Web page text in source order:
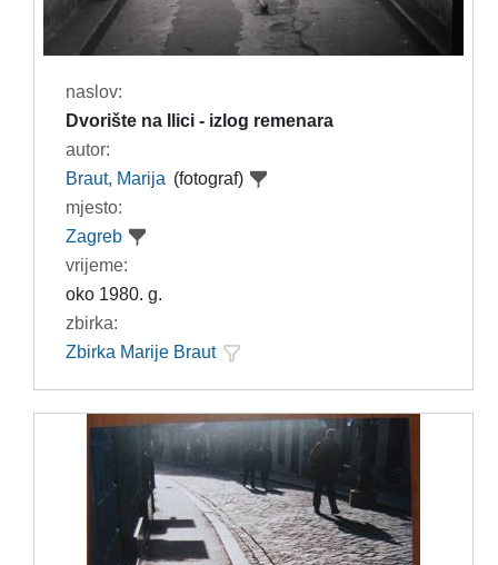
naslov:
Dvorište na Ilici - izlog remenara
autor:
Braut, Marija (fotograf)
mjesto:
Zagreb
vrijeme:
oko 1980. g.
zbirka:
Zbirka Marije Braut